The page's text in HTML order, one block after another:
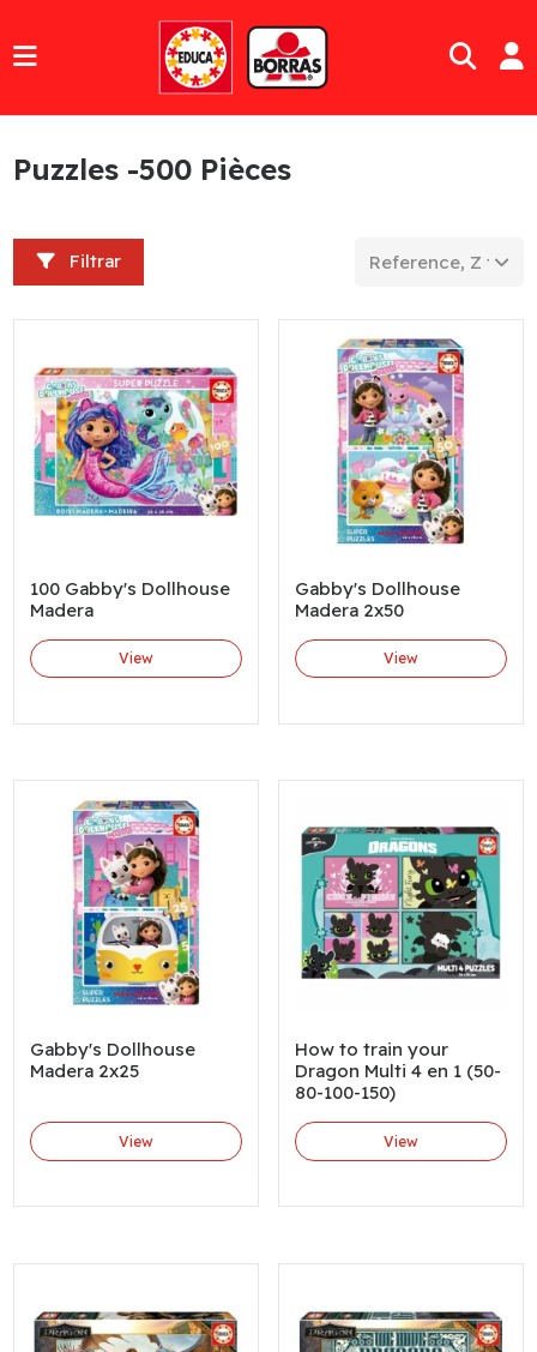
Puzzles -500 Pièces
Filtrar Reference, Z to A
100 Gabby's Dollhouse
Madera
View
Gabby's Dollhouse
Madera 2x50
View
Gabby's Dollhouse
Madera 2x25
View
How to train your
Dragon Multi 4 en 1 (50-
80-100-150)
View